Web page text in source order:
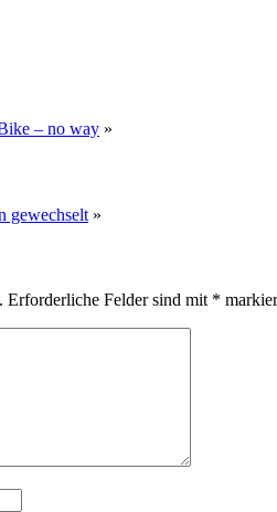
– no way »
gewechselt »
Erforderliche Felder sind mit *